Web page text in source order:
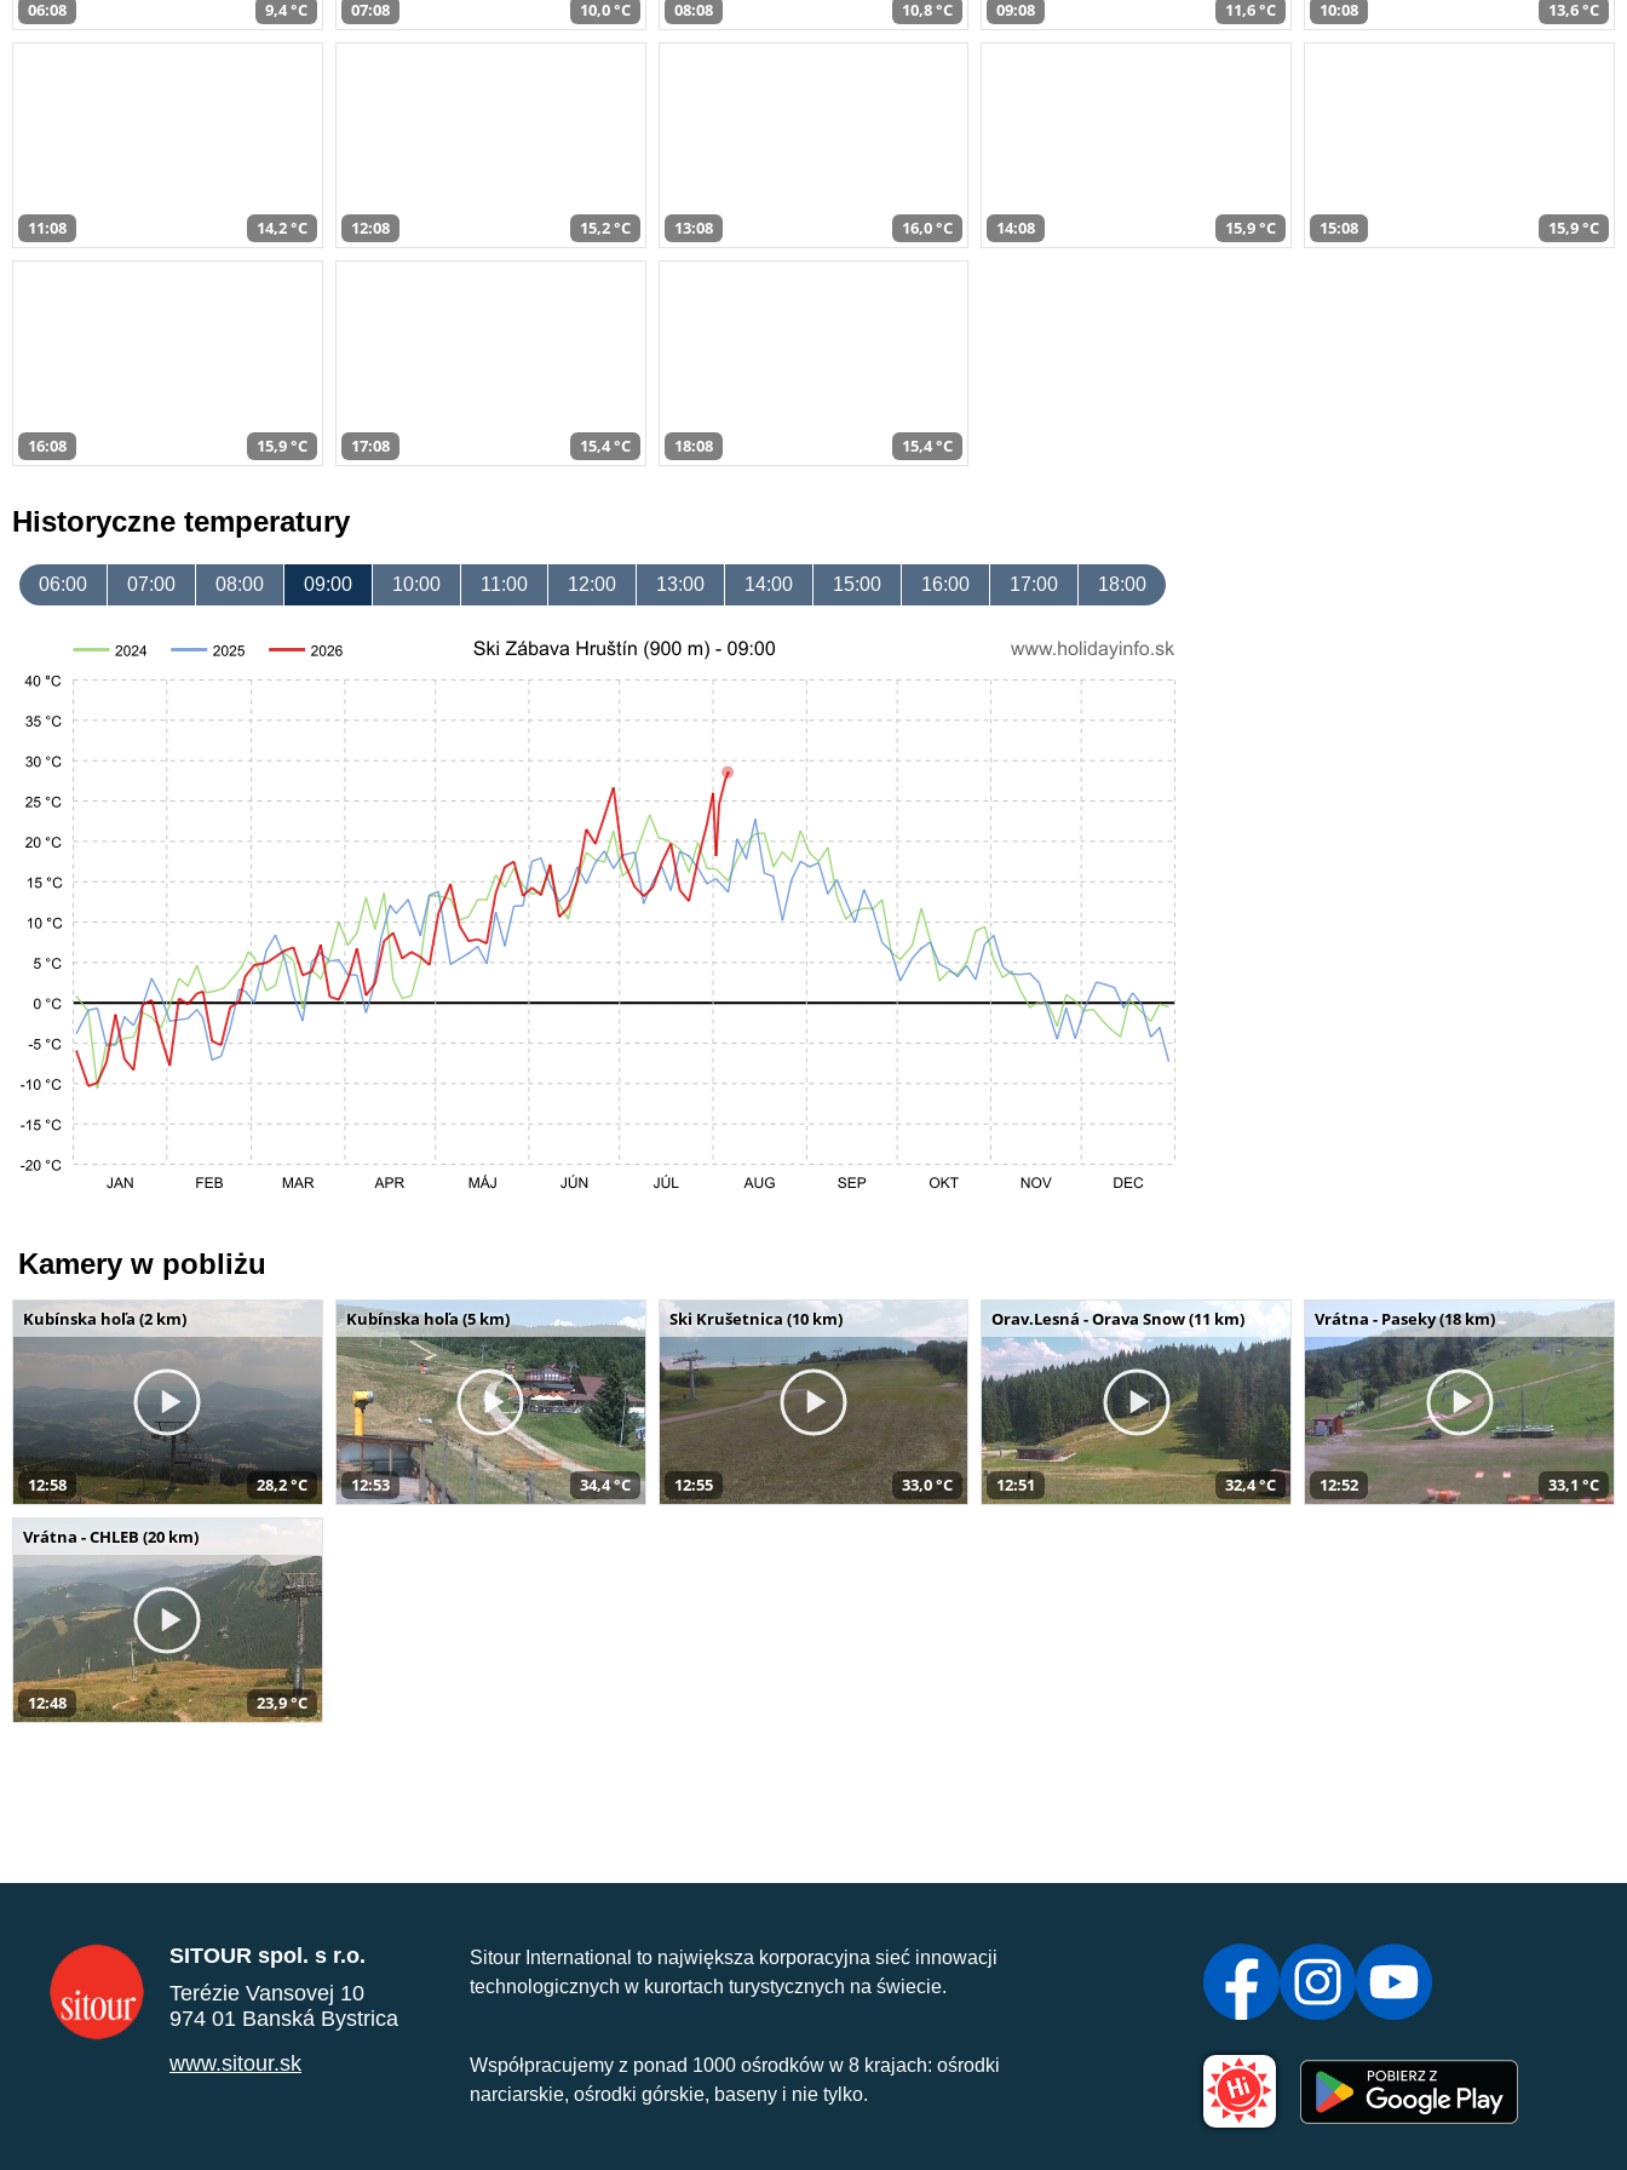
06:08 9,4 °C 07:08 10,0 °C 08:08 10,8 °C 09:08 11,6 °C 10:08 13,6 °C
11:08 14,2 °C 12:08 15,2 °C 13:08 16,0 °C 14:08 15,9 °C 15:08 15,9 °C
16:08 15,9 °C 17:08 15,4 °C 18:08 15,4 °C
Historyczne temperatury
06:00 07:00 08:00 09:00 10:00 11:00 12:00 13:00 14:00 15:00 16:00 17:00 18:00
Kamery w pobliżu
Kubínska hoľa (2 km)
12:58 28,2 °C
Kubínska hoľa (5 km)
12:53 34,4 °C
Ski Krušetnica (10 km)
12:55 33,0 °C
Orav.Lesná - Orava Snow (11 km)
12:51 32,4 °C
Vrátna - Paseky (18 km)
12:52 33,1 °C
Vrátna - CHLEB (20 km)
12:48 23,9 °C
SITOUR spol. s r.o.
Terézie Vansovej 10
974 01 Banská Bystrica
www.sitour.sk
Sitour International to największa korporacyjna sieć innowacji
technologicznych w kurortach turystycznych na świecie.
Współpracujemy z ponad 1000 ośrodków w 8 krajach: ośrodki
narciarskie, ośrodki górskie, baseny i nie tylko.